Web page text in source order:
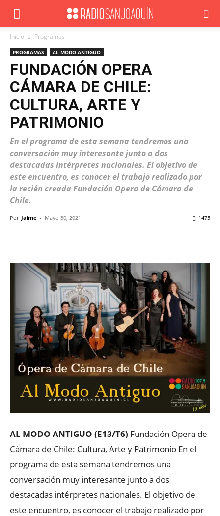
Inicio Programas
PROGRAMAS AL MODO ANTIGUO
FUNDACIÓN OPERA
CÁMARA DE CHILE:
CULTURA, ARTE Y
PATRIMONIO
En el programa de esta semana tendremos una
conversación muy interesante junto a dos
destacadas intérpretes nacionales. El objetivo de
este encuentro, es conocer el trabajo realizado por
la recién creada Fundación Opera de Cámara de
Chile.
Por Jaime - Mayo 30, 2021 1475
AL MODO ANTIGUO (E13/T6) Fundación Opera de
Cámara de Chile: Cultura, Arte y Patrimonio En el
programa de esta semana tendremos una
conversación muy interesante junto a dos
destacadas intérpretes nacionales. El objetivo de
este encuentro, es conocer el trabajo realizado por